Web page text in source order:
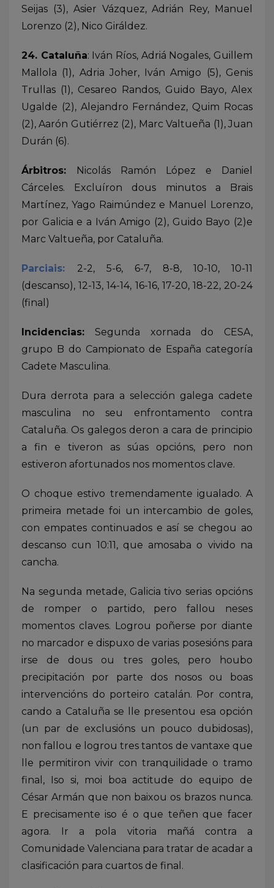
Seijas (3), Asier Vázquez, Adrián Rey, Manuel
Lorenzo (2), Nico Giráldez.
24. Cataluña: Iván Ríos, Adriá Nogales, Guillem
Mallola (1), Adria Joher, Iván Amigo (5), Genis
Trullas (1), Cesareo Randos, Guido Bayo, Alex
Ugalde (2), Alejandro Fernández, Quim Rocas
(2), Aarón Gutiérrez (2), Marc Valtueña (1), Juan
Durán (6).
Árbitros:
Nicolás Ramón López e Daniel
Cárceles. Excluíron dous minutos a Brais
Martínez, Yago Raimúndez e Manuel Lorenzo,
por Galicia e a Iván Amigo (2), Guido Bayo (2)e
Marc Valtueña, por Cataluña.
Parciais: 2-2, 5-6, 6-7, 8-8, 10-10, 10-11
(descanso), 12-13, 14-14, 16-16, 17-20, 18-22, 20-24
(final)
Incidencias: Segunda xornada do CESA,
grupo B do Campionato de España categoría
Cadete Masculina.
Dura derrota para a selección galega cadete
masculina no seu enfrontamento contra
Cataluña. Os galegos deron a cara de principio
a fin e tiveron as súas opcións, pero non
estiveron afortunados nos momentos clave.
O choque estivo tremendamente igualado. A
primeira metade foi un intercambio de goles,
con empates continuados e así se chegou ao
descanso cun 10:11, que amosaba o vivido na
cancha.
Na segunda metade, Galicia tivo serias opcións
de romper o partido, pero fallou neses
momentos claves. Logrou poñerse por diante
no marcador e dispuxo de varias posesións para
irse de dous ou tres goles, pero houbo
precipitación por parte dos nosos ou boas
intervencións do porteiro catalán. Por contra,
cando a Cataluña se lle presentou esa opción
(un par de exclusións un pouco dubidosas),
non fallou e logrou tres tantos de vantaxe que
lle permitiron vivir con tranquilidade o tramo
final, Iso si, moi boa actitude do equipo de
César Armán que non baixou os brazos nunca.
E precisamente iso é o que teñen que facer
agora. Ir a pola vitoria mañá contra a
Comunidade Valenciana para tratar de acadar a
clasificación para cuartos de final.